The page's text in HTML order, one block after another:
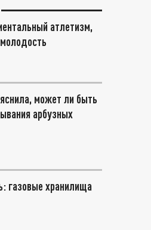
атлетизм,
может ли быть
арбузных
газовые хранилища